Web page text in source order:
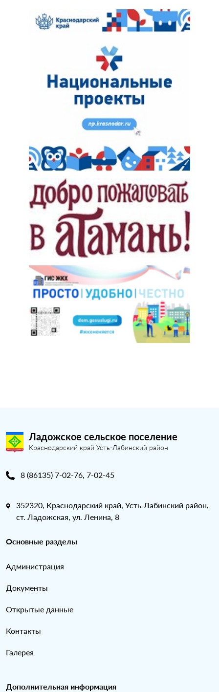
Ладожское сельское поселение
Краснодарский край Усть-Лабинский район
8 (86135) 7-02-76, 7-02-45
352320, Краснодарский край, Усть-Лабинский район,
ст. Ладожская, ул. Ленина, 8
Основные разделы
Администрация
Документы
Открытые данные
Контакты
Галерея
Дополнительная информация